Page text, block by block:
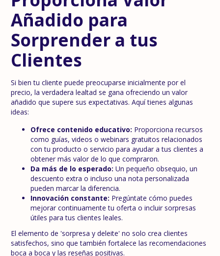
Añadido para
Sorprender a tus
Clientes
Si bien tu cliente puede preocuparse inicialmente por el
precio, la verdadera lealtad se gana ofreciendo un valor
añadido que supere sus expectativas. Aquí tienes algunas
ideas:
Ofrece contenido educativo: Proporciona recursos
como guías, videos o webinars gratuitos relacionados
con tu producto o servicio para ayudar a tus clientes a
obtener más valor de lo que compraron.
Da más de lo esperado: Un pequeño obsequio, un
descuento extra o incluso una nota personalizada
pueden marcar la diferencia.
Innovación constante: Pregúntate cómo puedes
mejorar continuamente tu oferta o incluir sorpresas
útiles para tus clientes leales.
El elemento de 'sorpresa y deleite' no solo crea clientes
satisfechos, sino que también fortalece las recomendaciones
boca a boca y las reseñas positivas.